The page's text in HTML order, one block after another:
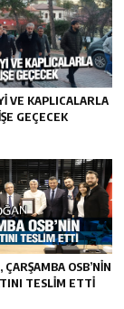
VE KAPLICALARLA
GEÇECEK
OSB’NIN
TESLIM ETTI